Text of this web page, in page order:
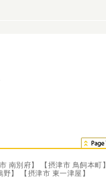
南別府】
【摂津市 鳥飼本町】
野】
【摂津市 東一津屋】